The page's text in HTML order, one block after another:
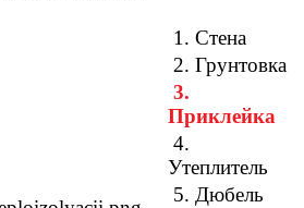
1. Стена
2. Грунтовка
3.
Приклейка
4.
Утеплитель
5. Дюбель